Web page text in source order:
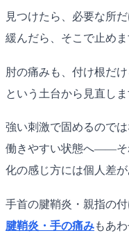
見つけたら、必要な所
緩んだら、そこで止めま
肘の痛みも、付け根だ
という土台から見直しま
強い刺激で固めるので
働きやすい状態へ——そ
化の感じ方には個人差が
手首の腱鞘炎・親指の
腱鞘炎・手の痛みもあ